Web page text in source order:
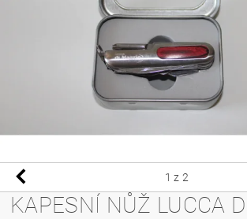
1 z 2
KAPESNÍ NŮŽ LUCCA